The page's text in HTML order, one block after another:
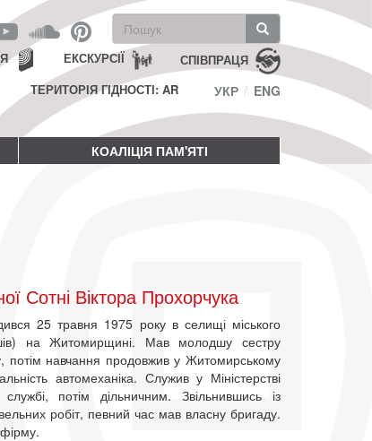
Пошукова
форма
Пошук СПІВПРАЦЯ
ЕКСКУРСІЇ
ТЕРИТОРІЯ ГІДНОСТІ: AR
УКР ENG
КОАЛІЦІЯ ПАМ'ЯТІ
Сотні Віктора Прохорчука
25 травня 1975 року в селищі міського
на Житомирщині. Мав молодшу сестру
потім навчання продовжив у Житомирському
автомеханіка. Служив у Міністерстві
потім дільничним. Звільнившись із
робіт, певний час мав власну бригаду.